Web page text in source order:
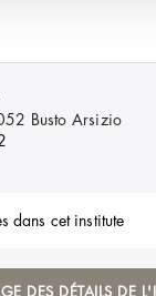
Busto Arsizio
dans cet institute
DES DÉTAILS DE